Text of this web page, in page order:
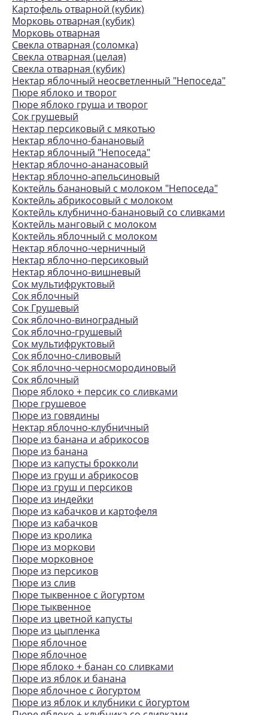
Картофель отварной (кубик)
Морковь отварная (кубик)
Морковь отварная
Свекла отварная (соломка)
Свекла отварная (целая)
Свекла отварная (кубик)
Нектар яблочный неосветленный "Непоседа"
Пюре яблоко и творог
Пюре яблоко груша и творог
Сок грушевый
Нектар персиковый с мякотью
Нектар яблочно-банановый
Нектар яблочный "Непоседа"
Нектар яблочно-ананасовый
Нектар яблочно-апельсиновый
Коктейль банановый с молоком "Непоседа"
Коктейль абрикосовый с молоком
Коктейль клубнично-банановый со сливками
Коктейль манговый с молоком
Коктейль яблочный с молоком
Нектар яблочно-черничный
Нектар яблочно-персиковый
Нектар яблочно-вишневый
Сок мультифруктовый
Сок яблочный
Сок Грушевый
Сок яблочно-виноградный
Сок яблочно-грушевый
Сок мультифруктовый
Сок яблочно-сливовый
Сок яблочно-черносмородиновый
Сок яблочный
Пюре яблоко + персик со сливками
Пюре грушевое
Пюре из говядины
Нектар яблочно-клубничный
Пюре из банана и абрикосов
Пюре из банана
Пюре из капусты брокколи
Пюре из груш и абрикосов
Пюре из груш и персиков
Пюре из индейки
Пюре из кабачков и картофеля
Пюре из кабачков
Пюре из кролика
Пюре из моркови
Пюре морковное
Пюре из персиков
Пюре из слив
Пюре тыквенное с йогуртом
Пюре тыквенное
Пюре из цветной капусты
Пюре из цыпленка
Пюре яблочное
Пюре яблочное
Пюре яблоко + банан со сливками
Пюре из яблок и банана
Пюре яблочное с йогуртом
Пюре из яблок и клубники с йогуртом